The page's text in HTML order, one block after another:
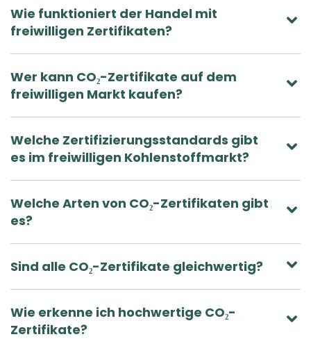
Wie funktioniert der Handel mit
freiwilligen Zertifikaten?
Wer kann CO₂-Zertifikate auf dem
freiwilligen Markt kaufen?
Welche Zertifizierungsstandards gibt
es im freiwilligen Kohlenstoffmarkt?
Welche Arten von CO₂-Zertifikaten gibt
es?
Sind alle CO₂-Zertifikate gleichwertig?
Wie erkenne ich hochwertige CO₂-
Zertifikate?